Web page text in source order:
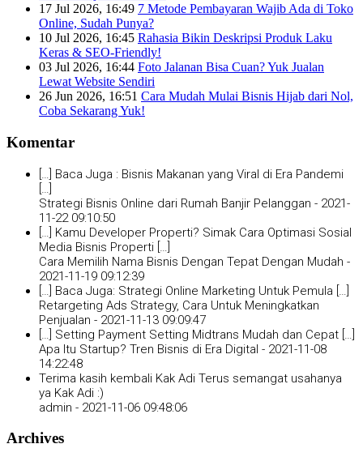
17 Jul 2026, 16:49 7 Metode Pembayaran Wajib Ada di Toko
Online, Sudah Punya?
10 Jul 2026, 16:45 Rahasia Bikin Deskripsi Produk Laku
Keras & SEO-Friendly!
03 Jul 2026, 16:44 Foto Jalanan Bisa Cuan? Yuk Jualan
Lewat Website Sendiri
26 Jun 2026, 16:51 Cara Mudah Mulai Bisnis Hijab dari Nol,
Coba Sekarang Yuk!
Komentar
[…] Baca Juga : Bisnis Makanan yang Viral di Era Pandemi
Strategi Bisnis Online dari Rumah Banjir Pelanggan - 2021-
11-22 09:10:50
[…] Kamu Developer Properti? Simak Cara Optimasi Sosial
Media Bisnis Properti […]
Cara Memilih Nama Bisnis Dengan Tepat Dengan Mudah -
2021-11-19 09:12:39
[…] Baca Juga: Strategi Online Marketing Untuk Pemula […]
Retargeting Ads Strategy, Cara Untuk Meningkatkan
Penjualan - 2021-11-13 09:09:47
[…] Setting Payment Setting Midtrans Mudah dan Cepat […]
Apa Itu Startup? Tren Bisnis di Era Digital - 2021-11-08
14:22:48
Terima kasih kembali Kak Adi Terus semangat usahanya
ya Kak Adi :)
admin - 2021-11-06 09:48:06
Archives